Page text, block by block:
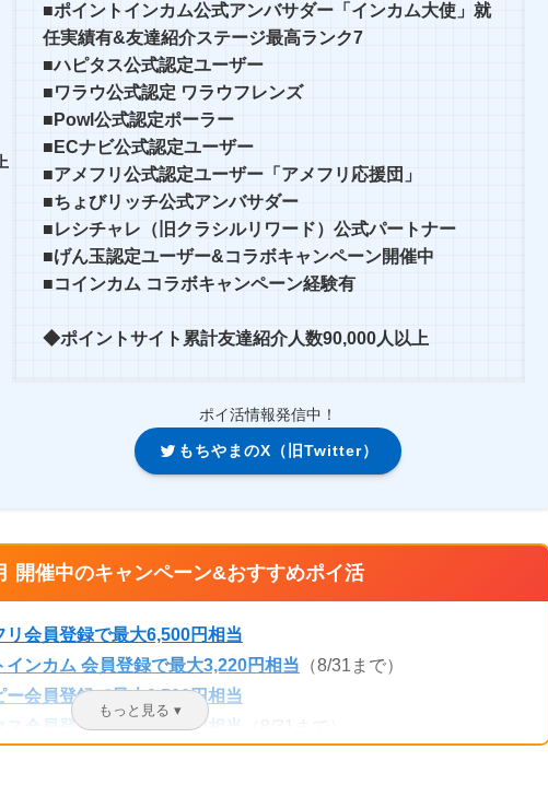
■ポイントインカム公式アンバサダー「インカム大使」就
任実績有&友達紹介ステージ最高ランク7
■ハピタス公式認定ユーザー
■ワラウ公式認定 ワラウフレンズ
■Powl公式認定ポーラー
■ECナビ公式認定ユーザー
■アメフリ公式認定ユーザー「アメフリ応援団」
■ちょびリッチ公式アンバサダー
■レシチャレ（旧クラシルリワード）公式パートナー
■げん玉認定ユーザー&コラボキャンペーン開催中
■コインカム コラボキャンペーン経験有
◆ポイントサイト累計友達紹介人数90,000人以上
ポイ活情報発信中！
もちやまのX（旧Twitter）
開催中のキャンペーン&おすすめポイ活
リ会員登録で最大6,500円相当
インカム 会員登録で最大3,220円相当 （8/31まで）
ー会員登録で最大2,500円相当
ス会員登録で最大2,400円相当